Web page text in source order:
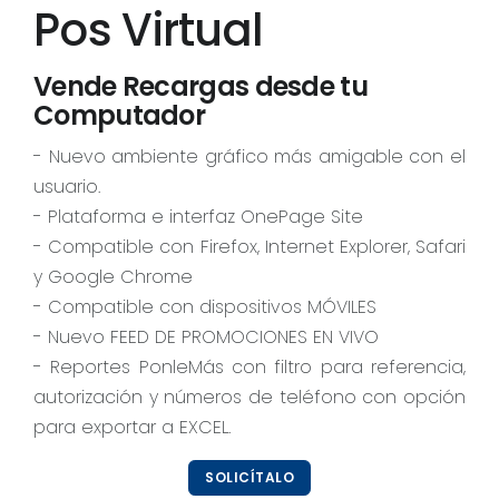
Pos Virtual
Vende Recargas desde tu
Computador
- Nuevo ambiente gráfico más amigable con el
usuario.
- Plataforma e interfaz OnePage Site
- Compatible con Firefox, Internet Explorer, Safari
y Google Chrome
- Compatible con dispositivos MÓVILES
- Nuevo FEED DE PROMOCIONES EN VIVO
- Reportes PonleMás con filtro para referencia,
autorización y números de teléfono con opción
para exportar a EXCEL.
SOLICÍTALO